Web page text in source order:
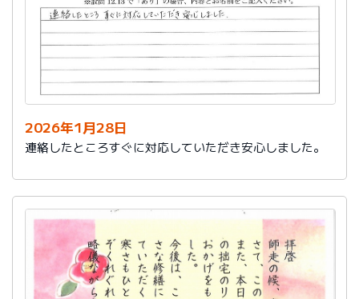
2026年1月28日
連絡したところすぐに対応していただき安心しました。